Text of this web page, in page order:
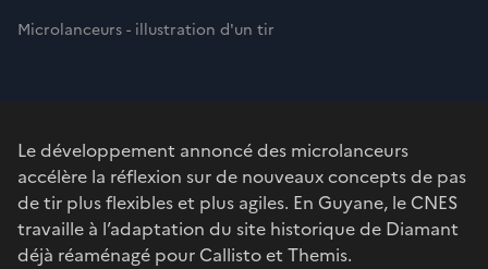
Microlanceurs - illustration d'un tir
Le développement annoncé des microlanceurs
accélère la réflexion sur de nouveaux concepts de pas
de tir plus flexibles et plus agiles. En Guyane, le CNES
travaille à l’adaptation du site historique de Diamant
déjà réaménagé pour Callisto et Themis.